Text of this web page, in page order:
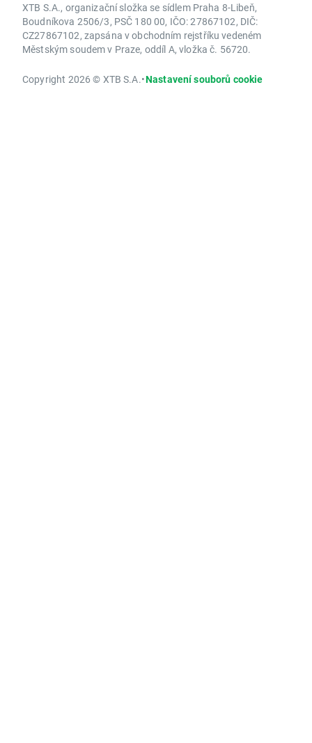
XTB S.A., organizační složka se sídlem Praha 8-Libeň,
Boudníkova 2506/3, PSČ 180 00, IČO: 27867102, DIČ:
CZ27867102, zapsána v obchodním rejstříku vedeném
Městským soudem v Praze, oddíl A, vložka č. 56720.
Copyright 2026 © XTB S.A.•Nastavení souborů cookie